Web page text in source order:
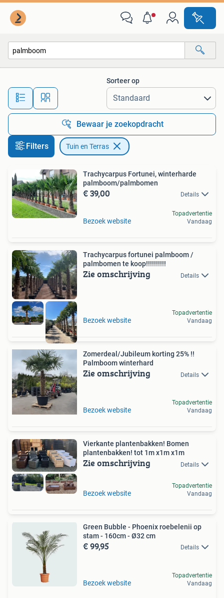
Alle afstanden…
Sorteer op
Bewaar je zoekopdracht
Filters Tuin en Terras
Trachycarpus Fortunei, winterharde
palmboom/palmbomen
€ 39,00 Details
Bezoek website
Topadvertentie
Vandaag
Trachycarpus fortunei palmboom /
palmbomen te koop!!!!!!!!!!
Zie omschrijving Details
Bezoek website
Topadvertentie
Vandaag
Zomerdeal/Jubileum korting 25% !!
Palmboom winterhard
Zie omschrijving Details
Bezoek website
Topadvertentie
Vandaag
Vierkante plantenbakken! Bomen
plantenbakken! tot 1m x1m x1m
Zie omschrijving Details
Bezoek website
Topadvertentie
Vandaag
Green Bubble - Phoenix roebelenii op
stam - 160cm - Ø32 cm
€ 99,95 Details
Bezoek website
Topadvertentie
Vandaag